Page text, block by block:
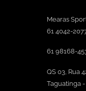
Mearas
61 4042-
61 98168-
QS 03, Rua
Taguatinga -